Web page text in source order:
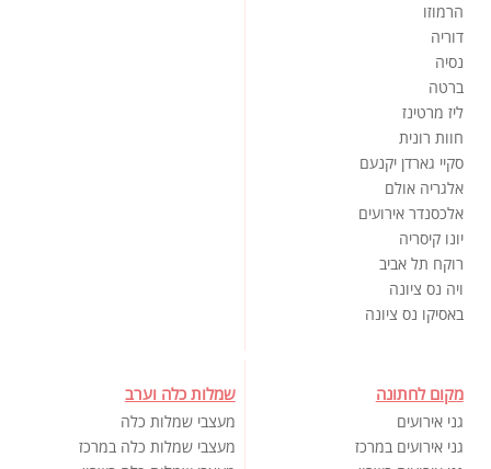
הרמוזו
דוריה
נסיה
ברטה
ליז מרטינז
חוות רונית
סקיי גארדן יקנעם
אלגריה אולם
אלכסנדר אירועים
יונו קיסריה
רוקח תל אביב
ויה נס ציונה
באסיקו נס ציונה
מקום לחתונה
גני אירועים
גני אירועים במרכז
שמלות כלה וערב
מעצבי שמלות כלה
מעצבי שמלות כלה במרכז